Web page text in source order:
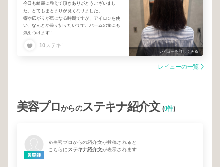
今日も綺麗に整えて頂きありがとうございまし
た。とてもまとまりが良くなりました。
癖や広がりが気になる時期ですが、アイロンを使
い、なんとか乗り切りたいです。バームの量にも
気をつけます！
10ステキ!
レビューを詳しくみる
レビューの一覧
美容プロからのステキナ紹介文(0件)
※美容プロからの紹介文が投稿されると
こちらにステキナ紹介文が表示されます